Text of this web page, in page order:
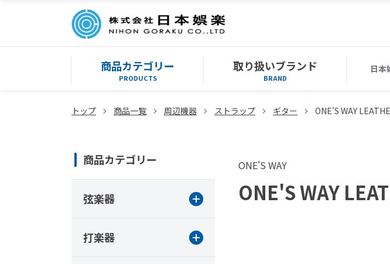
商品カテゴリー
PRODUCTS
取り扱いブランド
BRAND
日本
トップ 商品一覧 周辺機器 ストラップ ギター ONE'S WAY
ONE'S WAY
ONE'S WAY
商品カテゴリー
弦楽器
打楽器